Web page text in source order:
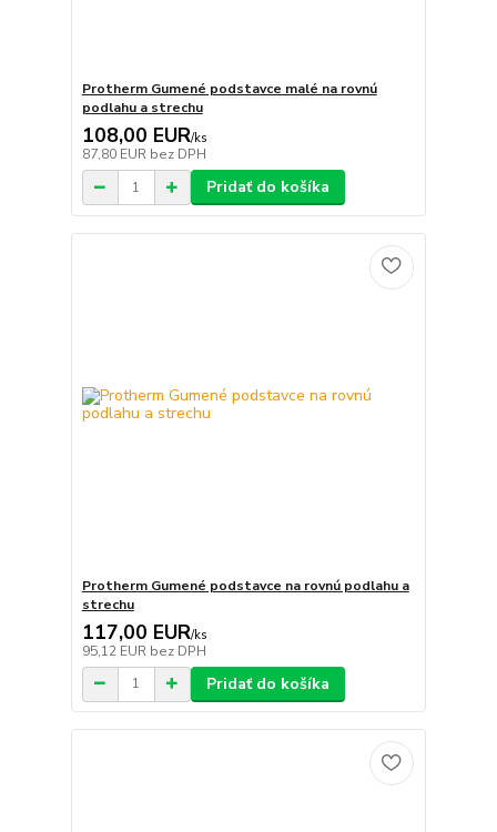
Protherm Gumené podstavce malé na rovnú
podlahu a strechu
108,00 EUR/ks
87,80 EUR bez DPH
Pridať do košíka
Protherm Gumené podstavce na rovnú podlahu a
strechu
117,00 EUR/ks
95,12 EUR bez DPH
Pridať do košíka